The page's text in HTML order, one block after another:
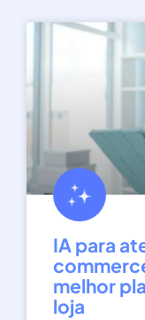
IA para
melhor
loja